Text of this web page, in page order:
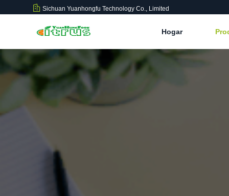
Sichuan Yuanhongfu Technology Co., Limited
Hogar